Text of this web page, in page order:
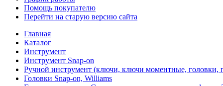
Помощь покупателю
Перейти на старую версию сайта
Главная
Каталог
Инструмент
Инструмент Snap-on
Ручной инструмент (ключи, ключи моментные, головки,
Головки Snap-on, Williams